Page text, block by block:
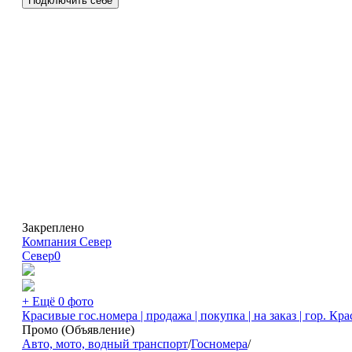
Закреплено
Компания Север
Север0
+ Ещё 0 фото
Красивые гос.номера | продажа | покупка | на заказ | гор.
Промо (Объявление)
Авто, мото, водный транспорт/Госномера/